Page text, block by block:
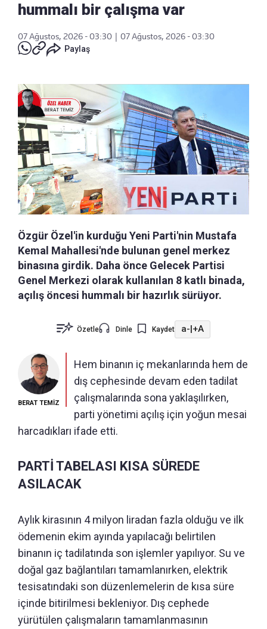
hummalı bir çalışma var
07 Ağustos, 2026 - 03:30
07 Ağustos, 2026 - 03:30
Paylaş
Özgür Özel'in kurduğu Yeni Parti'nin Mustafa
Kemal Mahallesi'nde bulunan genel merkez
binasına girdik. Daha önce Gelecek Partisi
Genel Merkezi olarak kullanılan 8 katlı binada,
açılış öncesi hummalı bir hazırlık sürüyor.
Özetle Dinle Kaydet a-|+A
BERAT TEMİZ
Hem binanın iç mekanlarında hem de
dış cephesinde devam eden tadilat
çalışmalarında sona yaklaşılırken,
parti yönetimi açılış için yoğun mesai
harcadıkları ifade etti.
PARTİ TABELASI KISA SÜREDE
ASILACAK
Aylık kirasının 4 milyon liradan fazla olduğu ve ilk
ödemenin ekim ayında yapılacağı belirtilen
binanın iç tadilatında son işlemler yapılıyor. Su ve
doğal gaz bağlantıları tamamlanırken, elektrik
tesisatındaki son düzenlemelerin de kısa süre
içinde bitirilmesi bekleniyor. Dış cephede
yürütülen çalışmaların tamamlanmasının